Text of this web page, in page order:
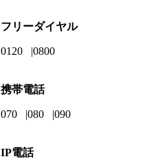
フリーダイヤル
0120 0800
携帯電話
070 080 090
IP電話